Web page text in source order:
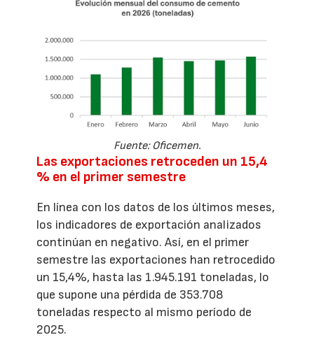
Fuente: Oficemen.
Las exportaciones retroceden un 15,4
% en el primer semestre
En línea con los datos de los últimos meses,
los indicadores de exportación analizados
continúan en negativo. Así, en el primer
semestre las exportaciones han retrocedido
un 15,4%, hasta las 1.945.191 toneladas, lo
que supone una pérdida de 353.708
toneladas respecto al mismo período de
2025.